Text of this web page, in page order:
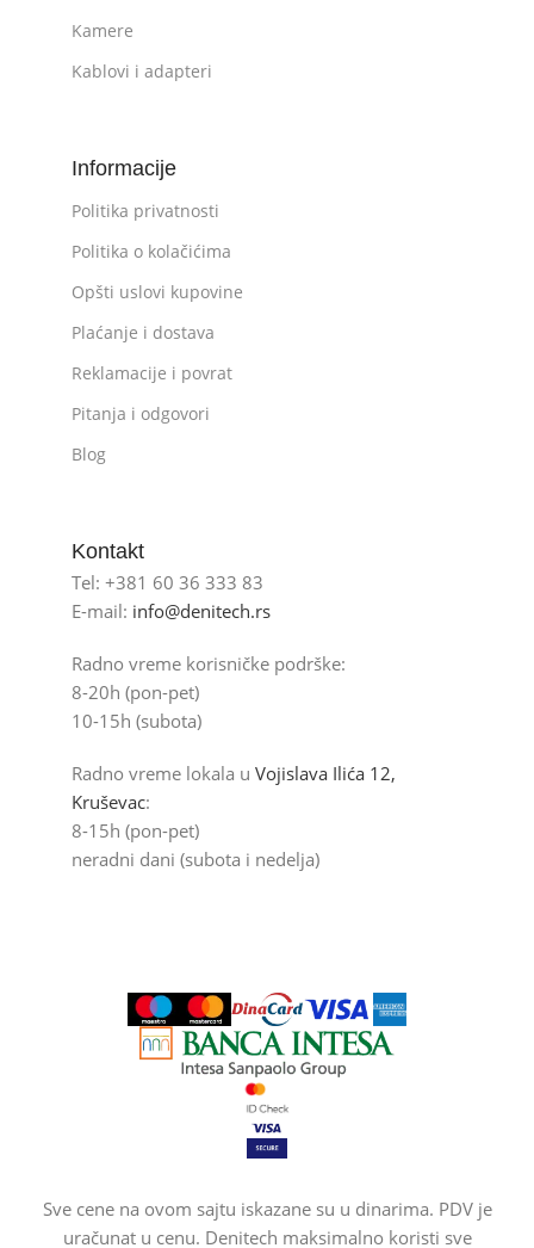
Kamere
Kablovi i adapteri
Informacije
Politika privatnosti
Politika o kolačićima
Opšti uslovi kupovine
Plaćanje i dostava
Reklamacije i povrat
Pitanja i odgovori
Blog
Kontakt
Tel: +381 60 36 333 83
E-mail: info@denitech.rs
Radno vreme korisničke podrške:
8-20h (pon-pet)
10-15h (subota)
Radno vreme lokala u Vojislava Ilića 12,
Kruševac:
8-15h (pon-pet)
neradni dani (subota i nedelja)
Sve cene na ovom sajtu iskazane su u dinarima. PDV je
uračunat u cenu. Denitech maksimalno koristi sve